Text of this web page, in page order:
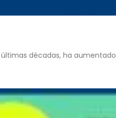
décadas, ha aumentado